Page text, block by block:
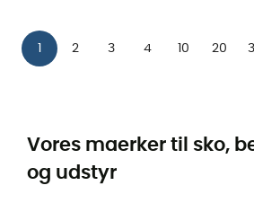
2 3 4 10 20
Vores maerker til sko,
og udstyr